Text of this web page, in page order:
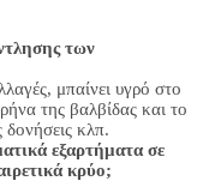
των
μπαίνει υγρό στο
της βαλβίδας και το
δονήσεις κλπ.
εξαρτήματα σε
κρύο;